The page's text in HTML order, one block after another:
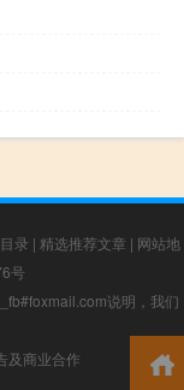
录 | 精选推荐文章 | 网站地
号
说明，我们
及商业合作